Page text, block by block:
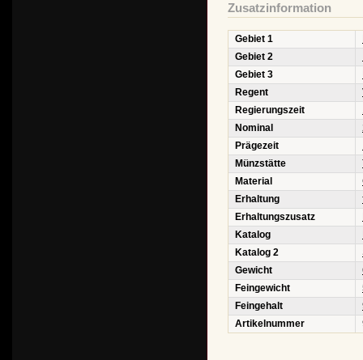
Zusatzinformation
Gebiet 1
Gebiet 2
Gebiet 3
Regent
Regierungszeit
Nominal
Prägezeit
Münzstätte
Material
Erhaltung
Erhaltungszusatz
Katalog
Katalog 2
Gewicht
Feingewicht
Feingehalt
Artikelnummer